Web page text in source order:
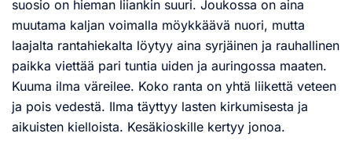
suosio on hieman liiankin suuri. Joukossa on aina
muutama kaljan voimalla möykkäävä nuori, mutta
laajalta rantahiekalta löytyy aina syrjäinen ja rauhallinen
paikka viettää pari tuntia uiden ja auringossa maaten.
Kuuma ilma väreilee. Koko ranta on yhtä liikettä veteen
ja pois vedestä. Ilma täyttyy lasten kirkumisesta ja
aikuisten kielloista. Kesäkioskille kertyy jonoa.